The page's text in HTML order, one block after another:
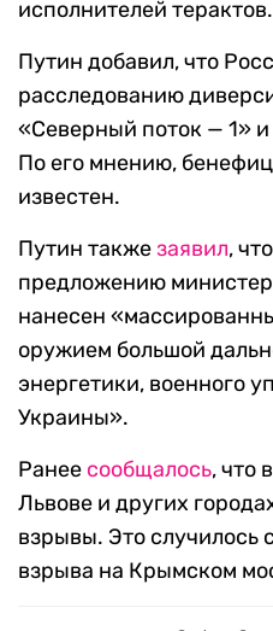
исполнителей терактов.
Путин добавил, что
расследованию
«Северный поток — 1»
По его мнению,
известен.
Путин такжезаявил,
предложению
нанесен
оружием большой
энергетики, военного
Украины».
Ранее сообщалось, что
Львове и других
взрывы. Это случилось
взрыва на Крымском